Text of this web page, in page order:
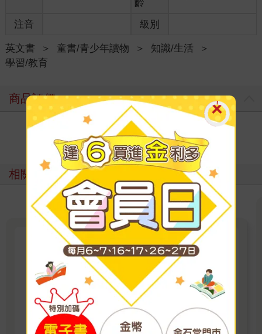
齡
注音 級別
英文書 ＞ 童書/青少年讀物 ＞ 知識/生活
＞
學習/教育
商品評價
寫評價
相關主題
花開書趣：春日英語分齡閱讀冒
溫馨故事、趣味互動、奇幻探索，春天最療癒的
閱讀樂園
看更多